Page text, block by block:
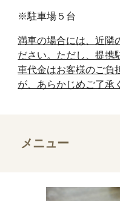
※駐車場５台
満車の場合には、近隣
ださい。ただし、提携
車代金はお客様のご負
が、あらかじめご了承
メニュー